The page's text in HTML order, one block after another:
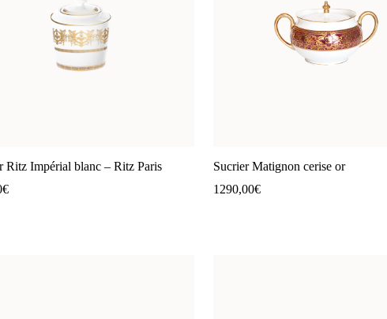
Ritz Impérial blanc – Ritz Paris
€
Sucrier Matignon cerise or
1290,00€